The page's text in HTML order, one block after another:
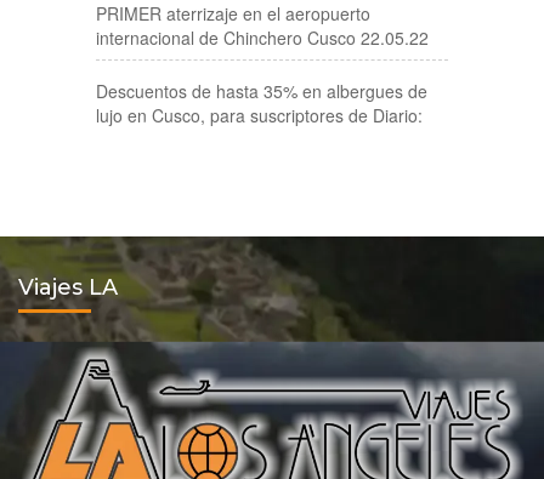
PRIMER aterrizaje en el aeropuerto
internacional de Chinchero Cusco 22.05.22
Descuentos de hasta 35% en albergues de
lujo en Cusco, para suscriptores de Diario:
Viajes LA